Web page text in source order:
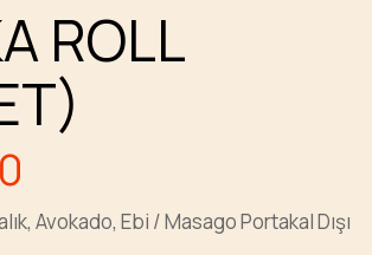
ROLL
Avokado, Ebi / Masago Portakal Dışı